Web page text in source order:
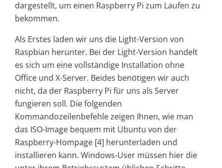
dargestellt, um einen Raspberry Pi zum Laufen zu
bekommen.
Als Erstes laden wir uns die Light-Version von
Raspbian herunter. Bei der Light-Version handelt
es sich um eine vollständige Installation ohne
Office und X-Server. Beides benötigen wir auch
nicht, da der Raspberry Pi für uns als Server
fungieren soll. Die folgenden
Kommandozeilenbefehle zeigen Ihnen, wie man
das ISO-Image bequem mit Ubuntu von der
Raspberry-Hompage [4] herunterladen und
installieren kann. Windows-User müssen hier die